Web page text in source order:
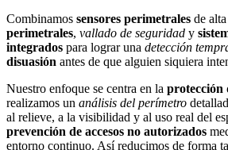
Combinamos sensores perimetrales de
perimetrales, vallado de seguridad y
integrados para lograr una detección
disuasión antes de que alguien siquiera
Nuestro enfoque se centra en la protección
realizamos un análisis del perímetro
al relieve, a la visibilidad y al uso real del
prevención de accesos no autorizados
entorno continuo. Así reducimos de forma